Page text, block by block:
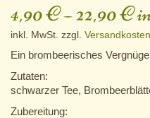
4,90€–22,90€
inkl. MwSt. zzgl. Versandkosten
Ein brombeerisches
Zutaten:
schwarzer Tee,
Zubereitung: